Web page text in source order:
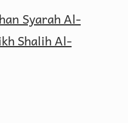
Syarah Al-
Shalih Al-